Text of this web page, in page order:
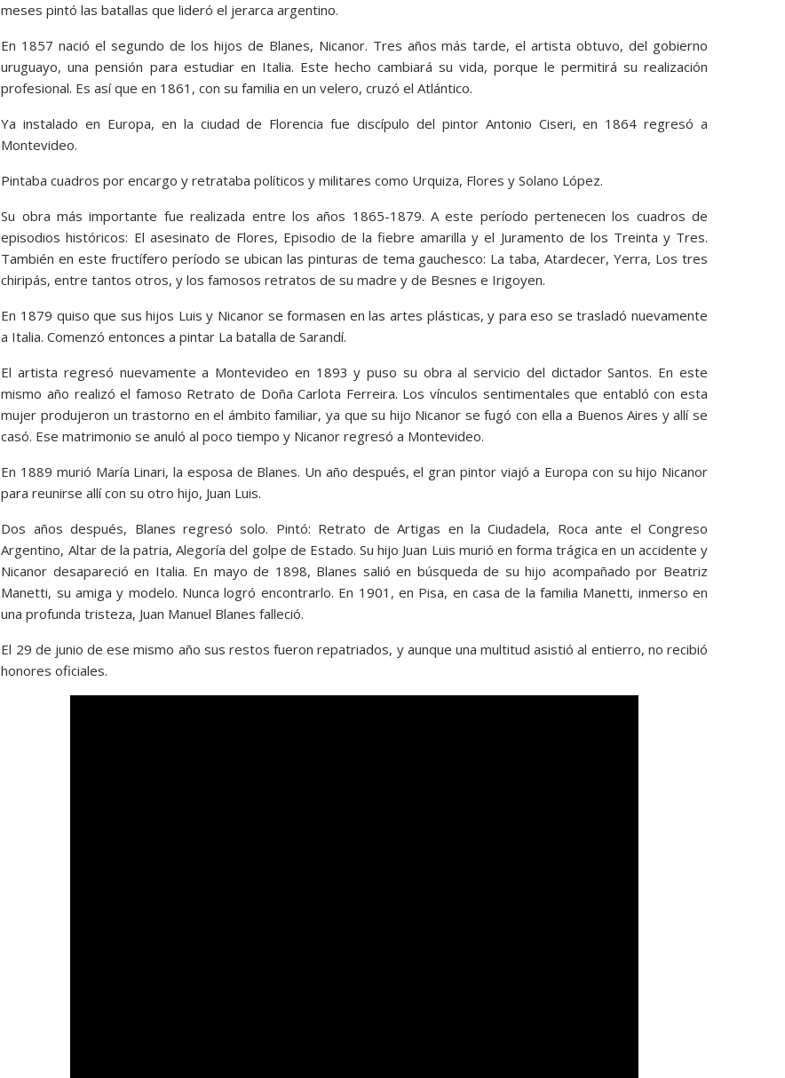
meses pintó las batallas que lideró el jerarca argentino.
En 1857 nació el segundo de los hijos de Blanes, Nicanor. Tres años más tarde, el artista obtuvo, del gobierno
uruguayo, una pensión para estudiar en Italia. Este hecho cambiará su vida, porque le permitirá su realización
profesional. Es así que en 1861, con su familia en un velero, cruzó el Atlántico.
Ya instalado en Europa, en la ciudad de Florencia fue discípulo del pintor Antonio Ciseri, en 1864 regresó a
Montevideo.
Pintaba cuadros por encargo y retrataba políticos y militares como Urquiza, Flores y Solano López.
Su obra más importante fue realizada entre los años 1865-1879. A este período pertenecen los cuadros de
episodios históricos: El asesinato de Flores, Episodio de la fiebre amarilla y el Juramento de los Treinta y Tres.
También en este fructífero período se ubican las pinturas de tema gauchesco: La taba, Atardecer, Yerra, Los tres
chiripás, entre tantos otros, y los famosos retratos de su madre y de Besnes e Irigoyen.
En 1879 quiso que sus hijos Luis y Nicanor se formasen en las artes plásticas, y para eso se trasladó nuevamente
a Italia. Comenzó entonces a pintar La batalla de Sarandí.
El artista regresó nuevamente a Montevideo en 1893 y puso su obra al servicio del dictador Santos. En este
mismo año realizó el famoso Retrato de Doña Carlota Ferreira. Los vínculos sentimentales que entabló con esta
mujer produjeron un trastorno en el ámbito familiar, ya que su hijo Nicanor se fugó con ella a Buenos Aires y allí se
casó. Ese matrimonio se anuló al poco tiempo y Nicanor regresó a Montevideo.
En 1889 murió María Linari, la esposa de Blanes. Un año después, el gran pintor viajó a Europa con su hijo Nicanor
para reunirse allí con su otro hijo, Juan Luis.
Dos años después, Blanes regresó solo. Pintó: Retrato de Artigas en la Ciudadela, Roca ante el Congreso
Argentino, Altar de la patria, Alegoría del golpe de Estado. Su hijo Juan Luis murió en forma trágica en un accidente y
Nicanor desapareció en Italia. En mayo de 1898, Blanes salió en búsqueda de su hijo acompañado por Beatriz
Manetti, su amiga y modelo. Nunca logró encontrarlo. En 1901, en Pisa, en casa de la familia Manetti, inmerso en
una profunda tristeza, Juan Manuel Blanes falleció.
El 29 de junio de ese mismo año sus restos fueron repatriados, y aunque una multitud asistió al entierro, no recibió
honores oficiales.